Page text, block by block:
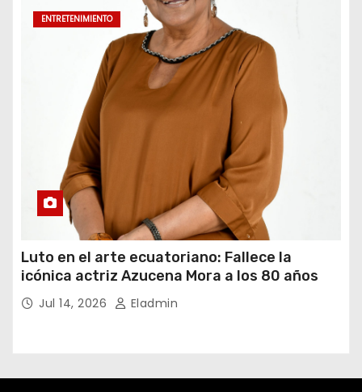
ENTRETENIMIENTO
Luto en el arte ecuatoriano: Fallece la
icónica actriz Azucena Mora a los 80 años
Jul 14, 2026 Eladmin